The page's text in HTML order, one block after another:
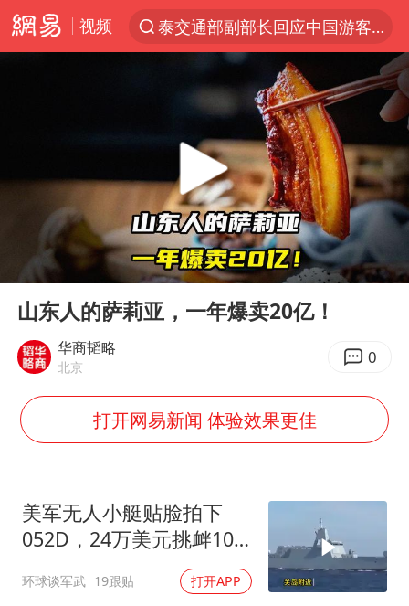
视频
泰交通部副部长回应中国游客遭歧视
以“新”破局 首发经济点亮城市消费活力
1岁宝宝碰坏纸巾盒 宝妈被索赔924元
Meta被判支付5.67亿美元
台风白海豚逼近 暴雨大暴雨来袭
OpenAI为免费用户升级GPT-5.6 Luna
47岁妈妈突然产女 26岁女儿：很震惊
中国稀土盘中涨停
实探山东最热的“中国蔬菜之乡”
女子开一天一夜空调后二氧化碳中毒
我国编制完成新版全月地质图
Play
00:00 04:03
山东人的萨莉亚，一年爆卖20亿！
华商韬略
北京 0
打开网易新闻 体验效果更佳
美军无人小艇贴脸拍下
052D，24万美元挑衅10
亿美元大驱，这是要搞新
战法？
环球谈军武 19跟贴 打开APP